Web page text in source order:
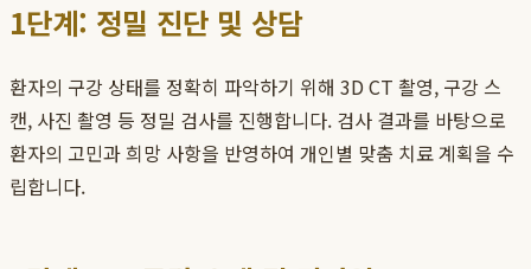
1단계: 정밀 진단 및 상담
환자의 구강 상태를 정확히 파악하기 위해 3D CT 촬영, 구강 스
캔, 사진 촬영 등 정밀 검사를 진행합니다. 검사 결과를 바탕으로
환자의 고민과 희망 사항을 반영하여 개인별 맞춤 치료 계획을 수
립합니다.